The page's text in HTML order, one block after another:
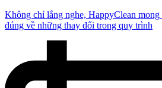
Không chỉ lắng nghe, HappyClean
đúng về những thay đổi trong quy trình